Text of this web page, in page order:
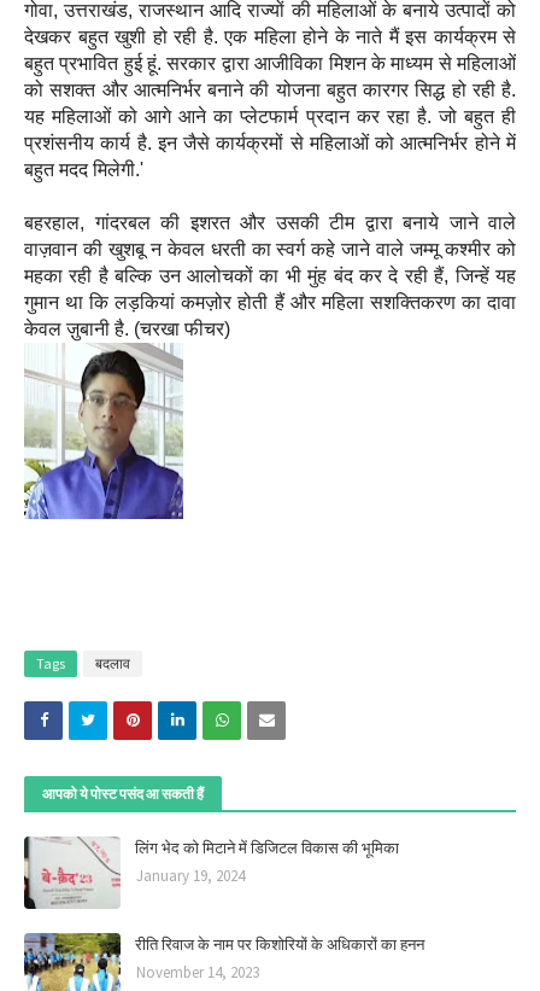
गोवा, उत्तराखंड, राजस्थान आदि राज्यों की महिलाओं के बनाये उत्पादों को
देखकर बहुत खुशी हो रही है. एक महिला होने के नाते मैं इस कार्यक्रम से
बहुत प्रभावित हुई हूं. सरकार द्वारा आजीविका मिशन के माध्यम से महिलाओं
को सशक्त और आत्मनिर्भर बनाने की योजना बहुत कारगर सिद्ध हो रही है.
यह महिलाओं को आगे आने का प्लेटफार्म प्रदान कर रहा है. जो बहुत ही
प्रशंसनीय कार्य है. इन जैसे कार्यक्रमों से महिलाओं को आत्मनिर्भर होने में
बहुत मदद मिलेगी.'
बहरहाल, गांदरबल की इशरत और उसकी टीम द्वारा बनाये जाने वाले
वाज़वान की खुशबू न केवल धरती का स्वर्ग कहे जाने वाले जम्मू कश्मीर को
महका रही है बल्कि उन आलोचकों का भी मुंह बंद कर दे रही हैं, जिन्हें यह
गुमान था कि लड़कियां कमज़ोर होती हैं और महिला सशक्तिकरण का दावा
केवल ज़ुबानी है. (चरखा फीचर)
Tags बदलाव
आपको ये पोस्ट पसंद आ सकती हैं
लिंग भेद को मिटाने में डिजिटल विकास की भूमिका
January 19, 2024
रीति रिवाज के नाम पर किशोरियों के अधिकारों का हनन
November 14, 2023